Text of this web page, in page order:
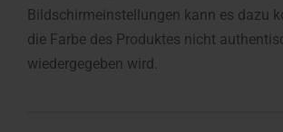
Bildschirmeinstellungen kann es dazu
die Farbe des Produktes nicht
wiedergegeben wird.